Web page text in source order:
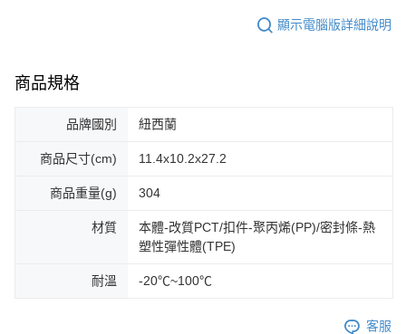
顯示電腦版詳細說明
商品規格
品牌國別 紐西蘭
商品尺寸(cm) 11.4x10.2x27.2
商品重量(g) 304
材質
本體-改質PCT/扣件-聚丙烯(PP)/密封條-熱
塑性彈性體(TPE)
耐溫 -20℃~100℃
客服